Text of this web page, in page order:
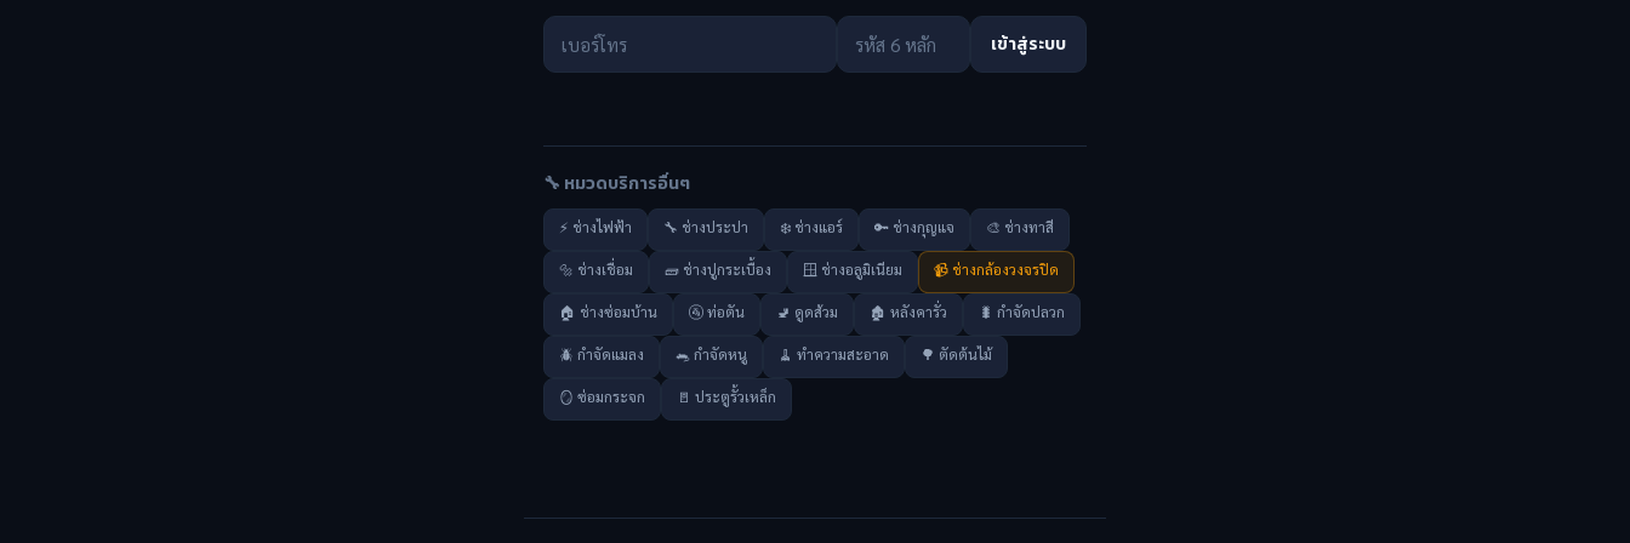
เข้าสู่ระบบ
🔧 หมวดบริการอื่นๆ
⚡ ช่างไฟฟ้า 🔧 ช่างประปา ❄️ ช่างแอร์ 🔑 ช่างกุญแจ 🎨 ช่างทาสี
🔩 ช่างเชื่อม 🧱 ช่างปูกระเบื้อง 🪟 ช่างอลูมิเนียม 📹 ช่างกล้องวงจรปิด
🏠 ช่างซ่อมบ้าน 🚰 ท่อตัน 🚽 ดูดส้วม 🏚️ หลังคารั่ว 🐛 กำจัดปลวก
🪲 กำจัดแมลง 🐀 กำจัดหนู 🧹 ทำความสะอาด 🌳 ตัดต้นไม้
🪞 ซ่อมกระจก 🚪 ประตูรั้วเหล็ก